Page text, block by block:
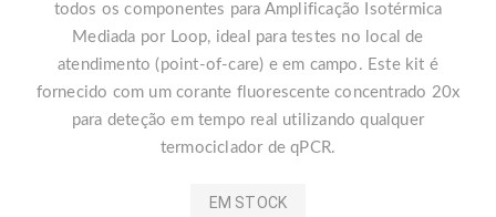
todos os componentes para Amplificação Isotérmica
Mediada por Loop, ideal para testes no local de
atendimento (point-of-care) e em campo. Este kit é
fornecido com um corante fluorescente concentrado 20x
para deteção em tempo real utilizando qualquer
termociclador de qPCR.
EM STOCK